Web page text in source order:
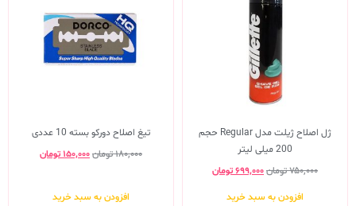
ژل اصلاح ژیلت مدل Regular حجم
200 میلی لیتر
۷۵۰,۰۰۰تومان۶۹۹,۰۰۰تومان
افزودن به سبد خرید
تیغ اصلاح دورکو بسته 10 عددی
۱۸۰,۰۰۰تومان۱۵۰,۰۰۰تومان
افزودن به سبد خرید